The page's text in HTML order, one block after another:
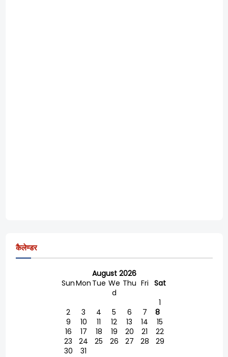
कैलेण्डर
August 2026
SunMon Tue We
d
Thu Fri Sat
1
2
3 4 5 6 7
8
9
10 11 12 13 14
15
16
17 18 19 20 21
22
23
24 25 26 27 28
29
30
31